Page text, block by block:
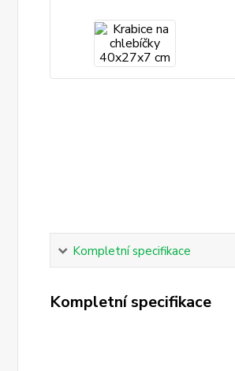
Kompletní specifikace
Kompletní specifikace